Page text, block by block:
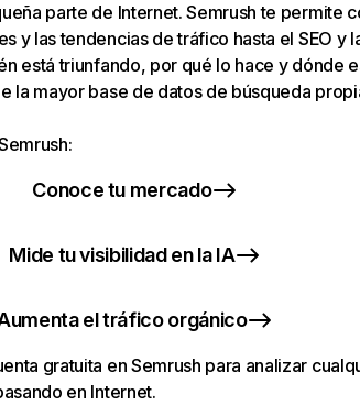
parte de Internet. Semrush te permite
y las tendencias de tráfico hasta el SEO y
está triunfando, por qué lo hace y dónde
la mayor base de datos de búsqueda
Conoce tu mercado
Mide tu visibilidad en la IA
el tráfico orgánico
gratuita en Semrush para analizar
en Internet.